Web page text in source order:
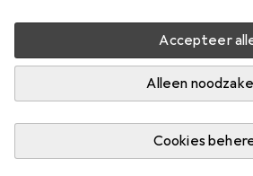
Accepteer
Alleen
Cookies
Relevantie
−49% slechts 1 itemte koop zijn
alleen 1 stukte koop zijn
Schoenovertrek